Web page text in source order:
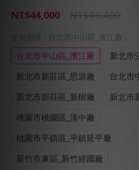
NT$44,000 NT$46,400
: 台北市中山區_濱江廠
台北市中山區_濱江廠
新北市
新北市新莊區_思源廠
台北市
新北市新莊區_新樹廠
新北市
桃園市桃園區_漢中廠
桃園市平鎮區_平鎮延平廠
新竹市東區_新竹經國廠